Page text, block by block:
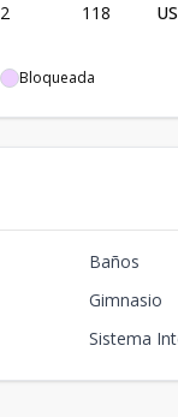
2 118
Bloqueada
Baños
Gimnasio
Sistema